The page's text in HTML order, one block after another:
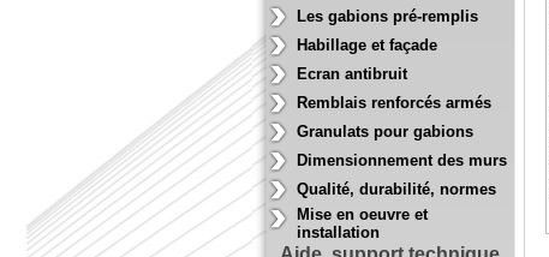
Les gabions pré-remplis
Habillage et façade
Ecran antibruit
Remblais renforcés armés
Granulats pour gabions
Dimensionnement des murs
Qualité, durabilité, normes
Mise en oeuvre et
installation